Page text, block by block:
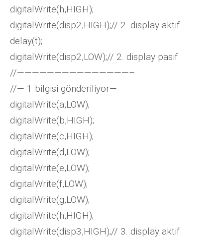
digitalWrite(h,HIGH);
digitalWrite(disp2,HIGH);// 2. display aktif
delay(t);
digitalWrite(disp2,LOW);// 2. display pasif
//———————————————–
//— 1 bilgisi gönderiliyor—-
digitalWrite(a,LOW);
digitalWrite(b,HIGH);
digitalWrite(c,HIGH);
digitalWrite(d,LOW);
digitalWrite(e,LOW);
digitalWrite(f,LOW);
digitalWrite(g,LOW);
digitalWrite(h,HIGH);
digitalWrite(disp3,HIGH);// 3. display aktif